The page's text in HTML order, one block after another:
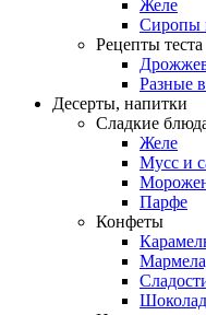
Желе
Сиропы
Рецепты теста
Разные
Десерты, напитки
Сладкие
Желе
Мусс и
Парфе
Конфеты